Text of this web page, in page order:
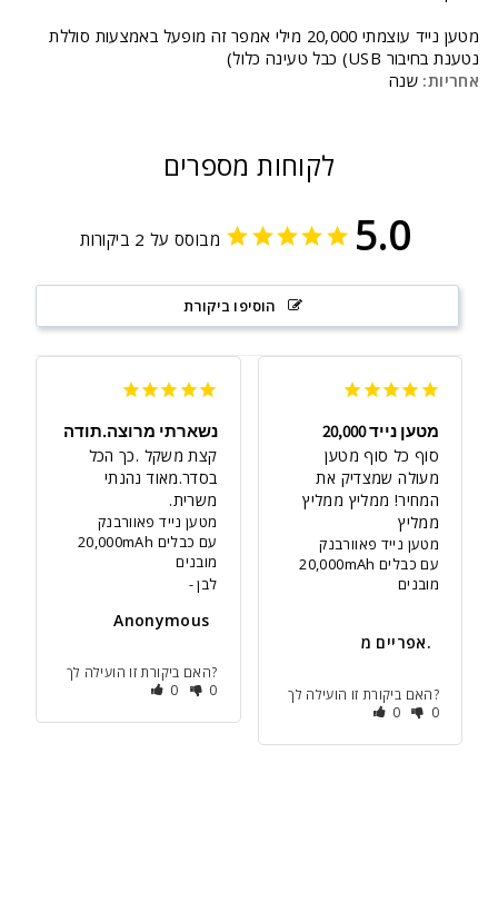
מטען נייד עוצמתי 20,000 מילי אמפר זה מופעל באמצעות סוללת
נטענת בחיבור USB) כבל טעינה כלול)
אחריות: שנה
לקוחות מספרים
5.0 מבוסס על 2 ביקורות
הוסיפו ביקורת
נשארתי מרוצה.תודה
משרית.
מטען נייד פאוורבנק
20,000mAh עם כבלים
מובנים
לבן
Anonymous
האם ביקורת זו הועילה לך?
0
0
מטען נייד 20,000
סוף כל סוף מטען
מעולה שמצדיק את
המחיר! ממליץ ממליץ
ממליץ
מטען נייד פאוורבנק
20,000mAh עם כבלים
מובנים
אפריים מ.
האם ביקורת זו הועילה לך?
0
0